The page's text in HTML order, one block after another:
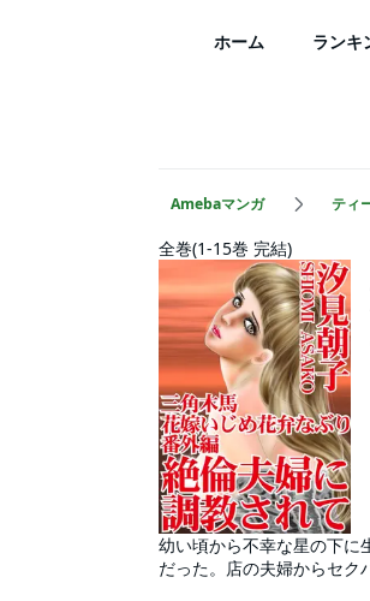
ホーム ランキ
Amebaマンガ ティ
全巻(1-15巻 完結)
幼い頃から不幸な星の下に
だった。店の夫婦からセク